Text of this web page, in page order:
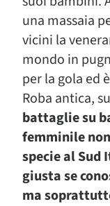
una massaia
vicini la
mondo in
per la gola ed
Roba antica,
battaglie su
femminile
specie al Sud
giusta se
ma